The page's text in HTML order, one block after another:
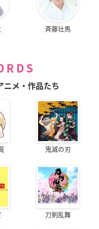
斉藤壮馬
ニメ・作品たち
鬼滅の刃
刀剣乱舞